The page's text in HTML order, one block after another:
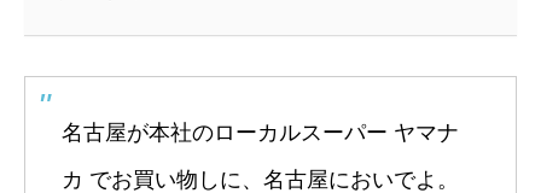
名古屋が本社のローカルスーパー ヤマナ
カ でお買い物しに、名古屋においでよ。